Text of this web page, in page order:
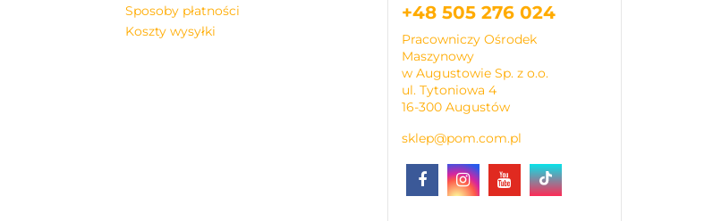
Sposoby płatności
Koszty wysyłki
+48 505 276 024
Pracowniczy Ośrodek
Maszynowy
w Augustowie Sp. z o.o.
ul. Tytoniowa 4
16-300 Augustów
sklep@pom.com.pl